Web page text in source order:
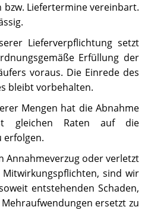
Liefertermine vereinbart.
Lieferverpflichtung setzt
Erfüllung der
voraus. Die Einrede des
bleibt vorbehalten.
Mengen hat die Abnahme
gleichen Raten auf die
erfolgen.
Annahmeverzug oder verletzt
sind wir
entstehenden Schaden,
ersetzt zu